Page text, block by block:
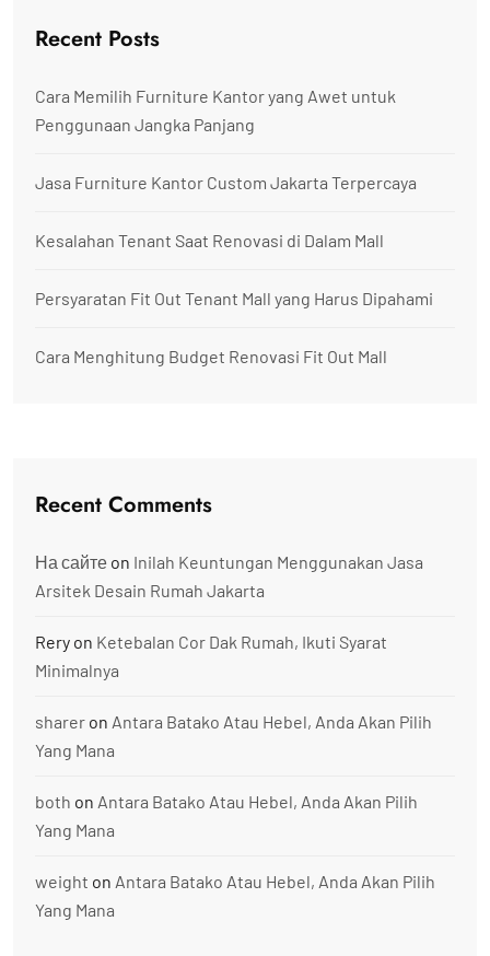
Recent Posts
Cara Memilih Furniture Kantor yang Awet untuk
Penggunaan Jangka Panjang
Jasa Furniture Kantor Custom Jakarta Terpercaya
Kesalahan Tenant Saat Renovasi di Dalam Mall
Persyaratan Fit Out Tenant Mall yang Harus Dipahami
Cara Menghitung Budget Renovasi Fit Out Mall
Recent Comments
На сайте on Inilah Keuntungan Menggunakan Jasa
Arsitek Desain Rumah Jakarta
Rery on Ketebalan Cor Dak Rumah, Ikuti Syarat
Minimalnya
sharer on Antara Batako Atau Hebel, Anda Akan Pilih
Yang Mana
both on Antara Batako Atau Hebel, Anda Akan Pilih
Yang Mana
weight on Antara Batako Atau Hebel, Anda Akan Pilih
Yang Mana